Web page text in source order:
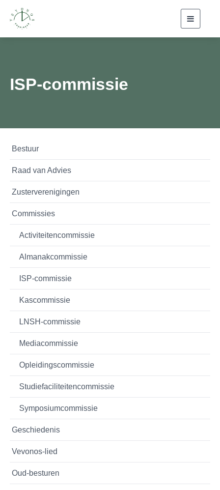
ISP-commissie
Bestuur
Raad van Advies
Zusterverenigingen
Commissies
Activiteitencommissie
Almanakcommissie
ISP-commissie
Kascommissie
LNSH-commissie
Mediacommissie
Opleidingscommissie
Studiefaciliteitencommissie
Symposiumcommissie
Geschiedenis
Vevonos-lied
Oud-besturen